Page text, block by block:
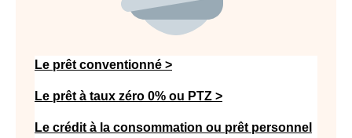
Le prêt conventionné >
Le prêt à taux zéro 0% ou PTZ >
Le crédit à la consommation ou prêt personnel